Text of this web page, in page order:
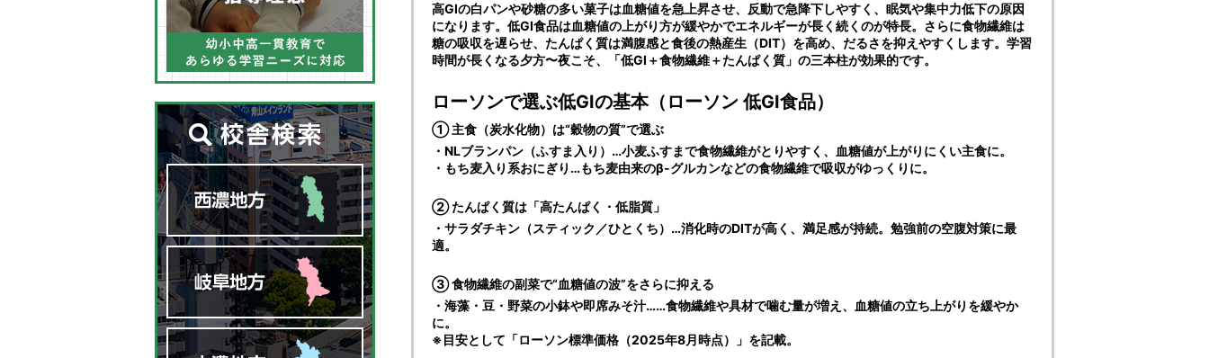
高GIの白パンや砂糖の多い菓子は血糖値を急上昇させ、反動で急降下しやすく、眠気や集中力低下の原因
になります。低GI食品は血糖値の上がり方が緩やかでエネルギーが長く続くのが特長。さらに食物繊維は
糖の吸収を遅らせ、たんぱく質は満腹感と食後の熱産生（DIT）を高め、だるさを抑えやすくします。学習
時間が長くなる夕方〜夜こそ、「低GI＋食物繊維＋たんぱく質」の三本柱が効果的です。
ローソンで選ぶ低GIの基本（ローソン 低GI食品）
① 主食（炭水化物）は“穀物の質”で選ぶ
・NLブランパン（ふすま入り）…小麦ふすまで食物繊維がとりやすく、血糖値が上がりにくい主食に。
・もち麦入り系おにぎり…もち麦由来のβ-グルカンなどの食物繊維で吸収がゆっくりに。
② たんぱく質は「高たんぱく・低脂質」
・サラダチキン（スティック／ひとくち）…消化時のDITが高く、満足感が持続。勉強前の空腹対策に最
適。
③ 食物繊維の副菜で“血糖値の波”をさらに抑える
・海藻・豆・野菜の小鉢や即席みそ汁……食物繊維や具材で噛む量が増え、血糖値の立ち上がりを緩やか
に。
※目安として「ローソン標準価格（2025年8月時点）」を記載。